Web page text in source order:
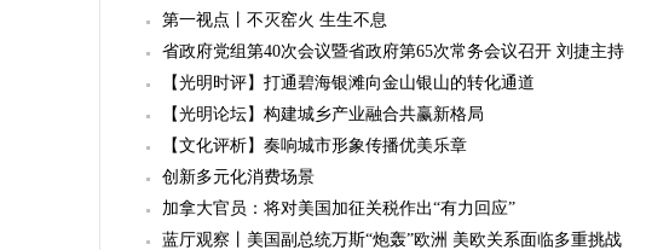
第一视点丨不灭窑火 生生不息
省政府党组第40次会议暨省政府第65次常务会议召开 刘捷主持
【光明时评】打通碧海银滩向金山银山的转化通道
【光明论坛】构建城乡产业融合共赢新格局
【文化评析】奏响城市形象传播优美乐章
创新多元化消费场景
加拿大官员：将对美国加征关税作出“有力回应”
蓝厅观察丨美国副总统万斯“炮轰”欧洲 美欧关系面临多重挑战